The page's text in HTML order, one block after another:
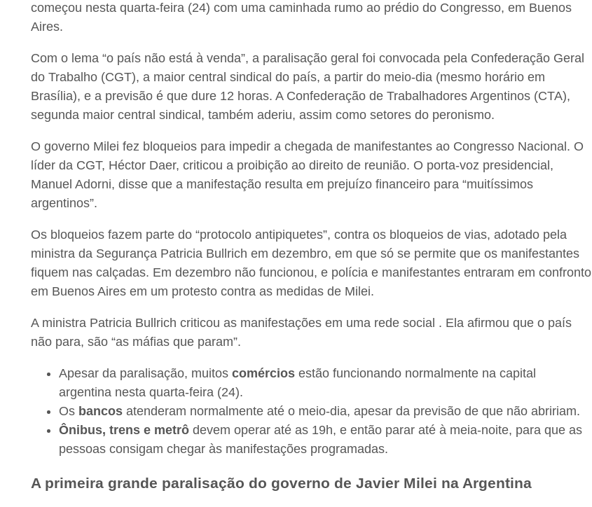
começou nesta quarta-feira (24) com uma caminhada rumo ao prédio do Congresso, em Buenos
Aires.
Com o lema “o país não está à venda”, a paralisação geral foi convocada pela Confederação Geral
do Trabalho (CGT), a maior central sindical do país, a partir do meio-dia (mesmo horário em
Brasília), e a previsão é que dure 12 horas. A Confederação de Trabalhadores Argentinos (CTA),
segunda maior central sindical, também aderiu, assim como setores do peronismo.
O governo Milei fez bloqueios para impedir a chegada de manifestantes ao Congresso Nacional. O
líder da CGT, Héctor Daer, criticou a proibição ao direito de reunião. O porta-voz presidencial,
Manuel Adorni, disse que a manifestação resulta em prejuízo financeiro para “muitíssimos
argentinos”.
Os bloqueios fazem parte do “protocolo antipiquetes”, contra os bloqueios de vias, adotado pela
ministra da Segurança Patricia Bullrich em dezembro, em que só se permite que os manifestantes
fiquem nas calçadas. Em dezembro não funcionou, e polícia e manifestantes entraram em confronto
em Buenos Aires em um protesto contra as medidas de Milei.
A ministra Patricia Bullrich criticou as manifestações em uma rede social . Ela afirmou que o país
não para, são “as máfias que param”.
Apesar da paralisação, muitos comércios estão funcionando normalmente na capital
argentina nesta quarta-feira (24).
Os bancos atenderam normalmente até o meio-dia, apesar da previsão de que não abririam.
Ônibus, trens e metrô devem operar até as 19h, e então parar até à meia-noite, para que as
pessoas consigam chegar às manifestações programadas.
A primeira grande paralisação do governo de Javier Milei na Argentina